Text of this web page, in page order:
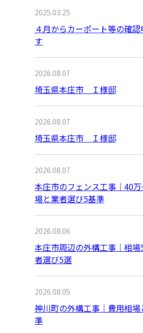
2025.03.25
４月からカーポート等の確
す
2026.08.07
埼玉県本庄市 Ｉ様邸
2026.08.07
埼玉県本庄市 Ｉ様邸
2026.08.07
本庄市のフェンス工事｜40
場と業者選び5基準
2026.08.06
本庄市周辺の外構工事｜相
者選び5選
2026.08.05
神川町の外構工事｜費用相
準